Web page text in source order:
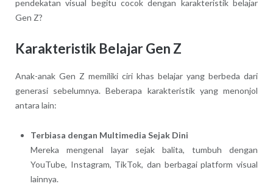
pendekatan visual begitu cocok dengan karakteristik belajar
Gen Z?
Karakteristik Belajar Gen Z
Anak-anak Gen Z memiliki ciri khas belajar yang berbeda dari
generasi sebelumnya. Beberapa karakteristik yang menonjol
antara lain:
Terbiasa dengan Multimedia Sejak Dini
Mereka mengenal layar sejak balita, tumbuh dengan
YouTube, Instagram, TikTok, dan berbagai platform visual
lainnya.